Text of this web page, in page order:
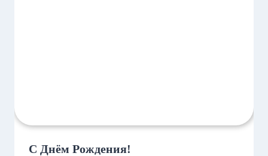
С Днём Рождения!